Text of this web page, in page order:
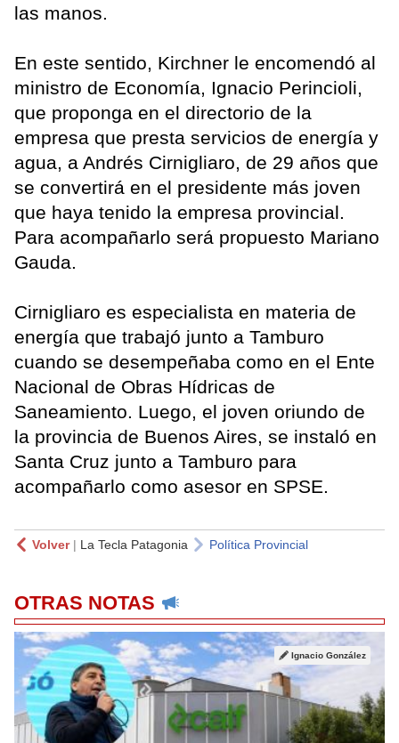
las manos.
En este sentido, Kirchner le encomendó al
ministro de Economía, Ignacio Perincioli,
que proponga en el directorio de la
empresa que presta servicios de energía y
agua, a Andrés Cirnigliaro, de 29 años que
se convertirá en el presidente más joven
que haya tenido la empresa provincial.
Para acompañarlo será propuesto Mariano
Gauda.
Cirnigliaro es especialista en materia de
energía que trabajó junto a Tamburo
cuando se desempeñaba como en el Ente
Nacional de Obras Hídricas de
Saneamiento. Luego, el joven oriundo de
la provincia de Buenos Aires, se instaló en
Santa Cruz junto a Tamburo para
acompañarlo como asesor en SPSE.
Volver| La Tecla Patagonia Política Provincial
OTRAS NOTAS
Ignacio González